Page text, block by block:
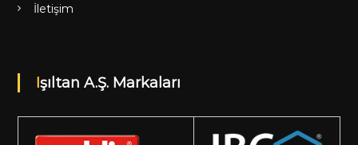
İletişim
Işıltan A.Ş. Markaları